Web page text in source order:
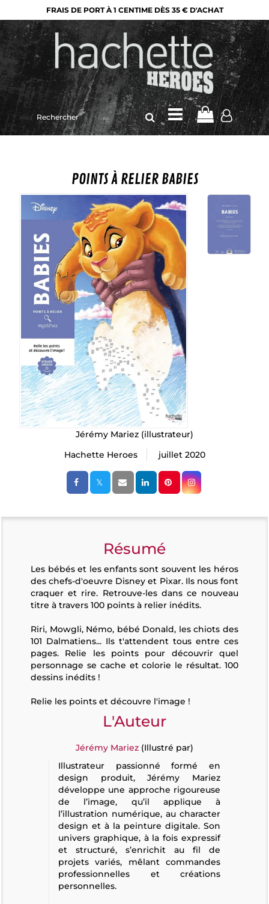
FRAIS DE PORT À 1 CENTIME DÈS 35 € D'ACHAT
Rechercher
sur
le
POINTS À RELIER BABIES
Jérémy Mariez (illustrateur)
Hachette Heroes
juillet 2020
Résumé
Les bébés et les enfants sont souvent les héros
des chefs-d'oeuvre Disney et Pixar. Ils nous font
craquer et rire. Retrouve-les dans ce nouveau
titre à travers 100 points à relier inédits.
Riri, Mowgli, Némo, bébé Donald, les chiots des
101 Dalmatiens... Ils t'attendent tous entre ces
pages. Relie les points pour découvrir quel
personnage se cache et colorie le résultat. 100
dessins inédits !
Relie les points et découvre l'image !
L'Auteur
Jérémy Mariez (Illustré par)
Illustrateur passionné formé en
design produit, Jérémy Mariez
développe une approche rigoureuse
de l’image, qu’il applique à
l’illustration numérique, au character
design et à la peinture digitale. Son
univers graphique, à la fois expressif
et structuré, s’enrichit au fil de
projets variés, mêlant commandes
professionnelles et créations
personnelles.